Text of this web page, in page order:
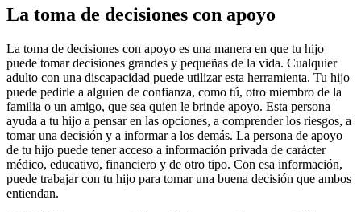
La toma de decisiones con apoyo
La toma de decisiones con apoyo es una manera en que tu hijo
puede tomar decisiones grandes y pequeñas de la vida. Cualquier
adulto con una discapacidad puede utilizar esta herramienta. Tu hijo
puede pedirle a alguien de confianza, como tú, otro miembro de la
familia o un amigo, que sea quien le brinde apoyo. Esta persona
ayuda a tu hijo a pensar en las opciones, a comprender los riesgos, a
tomar una decisión y a informar a los demás. La persona de apoyo
de tu hijo puede tener acceso a información privada de carácter
médico, educativo, financiero y de otro tipo. Con esa información,
puede trabajar con tu hijo para tomar una buena decisión que ambos
entiendan.